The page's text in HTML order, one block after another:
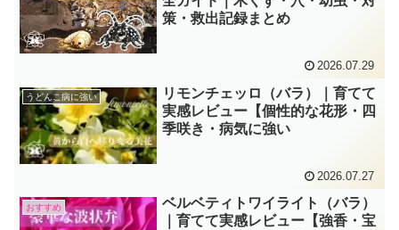
策・救出記録まとめ
2026.07.29
うどんこ病に強い
リモンチェッロ（バラ）｜育てて
実感レビュー【個性的な花形・四
季咲き・病気に強い
2026.07.27
おすすめ
ベルベティトワイライト（バラ）
｜育てて実感レビュー【強香・宝